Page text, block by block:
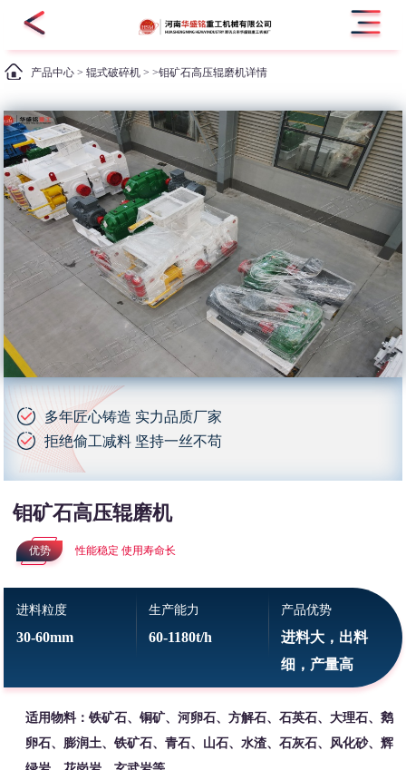
产品中心 >辊式破碎机 > >钼矿石高压辊磨机详情
多年匠心铸造 实力品质厂家
拒绝偷工减料 坚持一丝不苟
钼矿石高压辊磨机
优势 性能稳定 使用寿命长
进料粒度
30-60mm
生产能力
60-1180t/h
产品优势
进料大，出料
细，产量高
适用物料：铁矿石、铜矿、河卵石、方解石、石英石、大理石、鹅
卵石、膨润土、铁矿石、青石、山石、水渣、石灰石、风化砂、辉